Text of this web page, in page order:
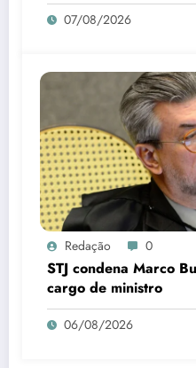
07/08/2026
Redação 0
STJ condena Marco
cargo de ministro
06/08/2026